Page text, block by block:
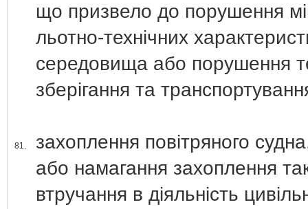
що призвело до порушення
льотно-технічних
середовища або порушення
зберігання та
81.
захоплення повітряного
або намагання захоплення
втручання в діяльність